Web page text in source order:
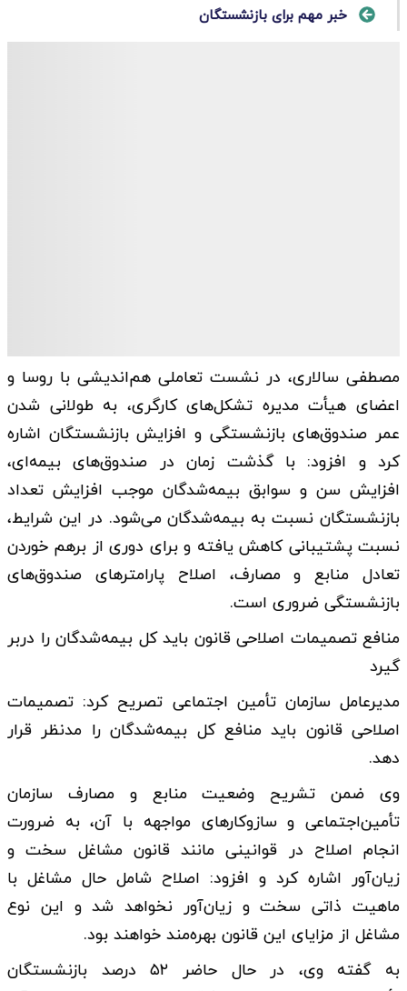
خبر مهم برای بازنشستگان
مصطفی سالاری، در نشست تعاملی هم‌اندیشی با روسا و
اعضای هیأت مدیره تشکل‌های کارگری، به طولانی شدن
عمر صندوق‌های بازنشستگی و افزایش بازنشستگان اشاره
کرد و افزود: با گذشت زمان در صندوق‌های بیمه‌ای،
افزایش سن و سوابق بیمه‌شدگان موجب افزایش تعداد
بازنشستگان نسبت به بیمه‌شدگان می‌شود. در این شرایط،
نسبت پشتیبانی کاهش یافته و برای دوری از برهم خوردن
تعادل منابع و مصارف، اصلاح پارامترهای صندوق‌های
بازنشستگی ضروری است.
منافع تصمیمات اصلاحی قانون باید کل بیمه‌شدگان را دربر
گیرد
مدیرعامل سازمان تأمین اجتماعی تصریح کرد: تصمیمات
اصلاحی قانون باید منافع کل بیمه‌شدگان را مدنظر قرار
دهد.
وی ضمن تشریح وضعیت منابع و مصارف سازمان
تأمین‌اجتماعی و سازوکارهای مواجهه با آن، به ضرورت
انجام اصلاح در قوانینی مانند قانون مشاغل سخت و
زیان‌آور اشاره کرد و افزود: اصلاح شامل حال مشاغل با
ماهیت ذاتی سخت و زیان‌آور نخواهد شد و این نوع
مشاغل از مزایای این قانون بهره‌مند خواهند بود.
به گفته وی، در حال حاضر ۵۲ درصد بازنشستگان